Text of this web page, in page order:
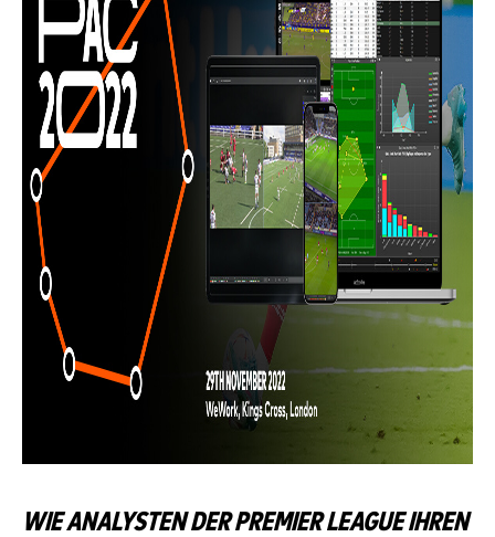
WIE ANALYSTEN DER PREMIER LEAGUE IHREN